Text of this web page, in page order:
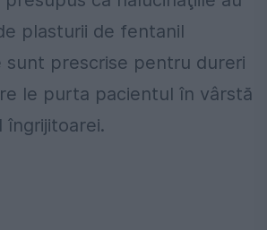
plasturii de fentanil
sunt prescrise pentru dureri
le purta pacientul în vârstă
îngrijitoarei.